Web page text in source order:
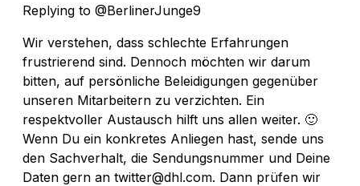
Replying to @BerlinerJunge9
Wir verstehen, dass schlechte Erfahrungen
frustrierend sind. Dennoch möchten wir darum
bitten, auf persönliche Beleidigungen gegenüber
unseren Mitarbeitern zu verzichten. Ein
respektvoller Austausch hilft uns allen weiter. 🙂
Wenn Du ein konkretes Anliegen hast, sende uns
den Sachverhalt, die Sendungsnummer und Deine
Daten gern an twitter@dhl.com. Dann prüfen wir